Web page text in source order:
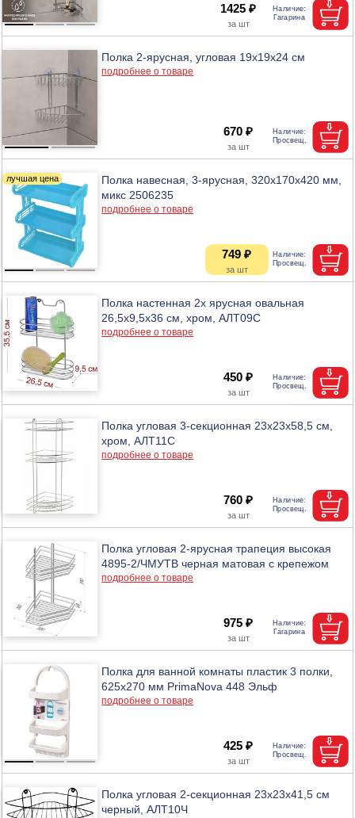
1425 ₽
Полка 2-ярусная, угловая 19х19х24 см
подробнее о товаре
670 ₽
Полка навесная, 3-ярусная, 320х170х420 мм,
микс 2506235
подробнее о товаре
749 ₽
Полка настенная 2х ярусная овальная
26,5х9,5х36 см, хром, АЛТ09С
подробнее о товаре
450 ₽
Полка угловая 3-секционная 23х23х58,5 см,
хром, АЛТ11С
подробнее о товаре
760 ₽
Полка угловая 2-ярусная трапеция высокая
4895-2/ЧМУТВ черная матовая с крепежом
подробнее о товаре
975 ₽
Полка для ванной комнаты пластик 3 полки,
625х270 мм PrimaNova 448 Эльф
подробнее о товаре
425 ₽
Полка угловая 2-секционная 23х23х41,5 см
черный, АЛТ10Ч